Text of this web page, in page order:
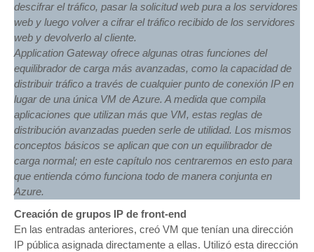
descifrar el tráfico, pasar la solicitud web pura a los servidores
web y luego volver a cifrar el tráfico recibido de los servidores
web y devolverlo al cliente.
Application Gateway ofrece algunas otras funciones del
equilibrador de carga más avanzadas, como la capacidad de
distribuir tráfico a través de cualquier punto de conexión IP en
lugar de una única VM de Azure. A medida que compila
aplicaciones que utilizan más que VM, estas reglas de
distribución avanzadas pueden serle de utilidad. Los mismos
conceptos básicos se aplican que con un equilibrador de
carga normal; en este capítulo nos centraremos en esto para
que entienda cómo funciona todo de manera conjunta en
Azure.
Creación de grupos IP de front-end
En las entradas anteriores, creó VM que tenían una dirección
IP pública asignada directamente a ellas. Utilizó esta dirección